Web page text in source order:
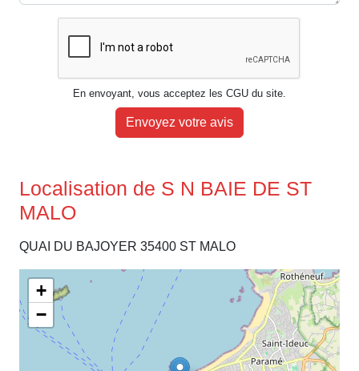
En envoyant, vous acceptez les CGU du site.
Envoyez votre avis
Localisation de S N BAIE DE ST
MALO
QUAI DU BAJOYER 35400 ST MALO
+
−